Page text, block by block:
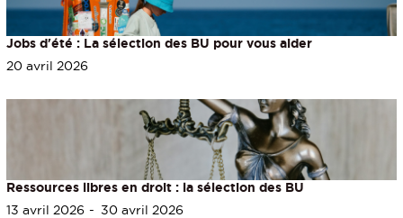
Jobs d'été : La sélection des BU pour vous aider
20 avril 2026
Ressources libres en droit : la sélection des BU
13 avril 2026
30 avril 2026